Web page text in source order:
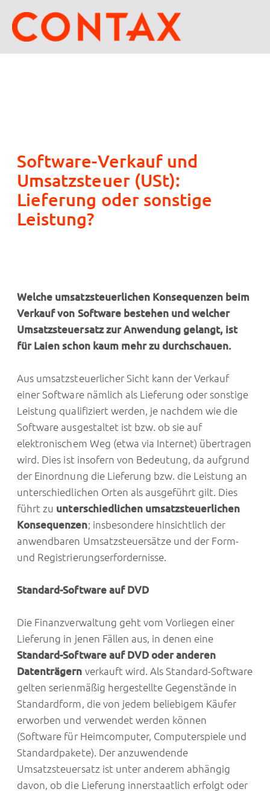
Software-Verkauf und
Umsatzsteuer (USt):
Lieferung oder sonstige
Leistung?
Welche umsatzsteuerlichen Konsequenzen beim
Verkauf von Software bestehen und welcher
Umsatzsteuersatz zur Anwendung gelangt, ist
für Laien schon kaum mehr zu durchschauen.
Aus umsatzsteuerlicher Sicht kann der Verkauf
einer Software nämlich als Lieferung oder sonstige
Leistung qualifiziert werden, je nachdem wie die
Software ausgestaltet ist bzw. ob sie auf
elektronischem Weg (etwa via Internet) übertragen
wird. Dies ist insofern von Bedeutung, da aufgrund
der Einordnung die Lieferung bzw. die Leistung an
unterschiedlichen Orten als ausgeführt gilt. Dies
führt zu unterschiedlichen umsatzsteuerlichen
Konsequenzen; insbesondere hinsichtlich der
anwendbaren Umsatzsteuersätze und der Form-
und Registrierungserfordernisse.
Standard-Software auf DVD
Die Finanzverwaltung geht vom Vorliegen einer
Lieferung in jenen Fällen aus, in denen eine
Standard-Software auf DVD oder anderen
Datenträgern verkauft wird. Als Standard-Software
gelten serienmäßig hergestellte Gegenstände in
Standardform, die von jedem beliebigem Käufer
erworben und verwendet werden können
(Software für Heimcomputer, Computerspiele und
Standardpakete). Der anzuwendende
Umsatzsteuersatz ist unter anderem abhängig
davon, ob die Lieferung innerstaatlich erfolgt oder